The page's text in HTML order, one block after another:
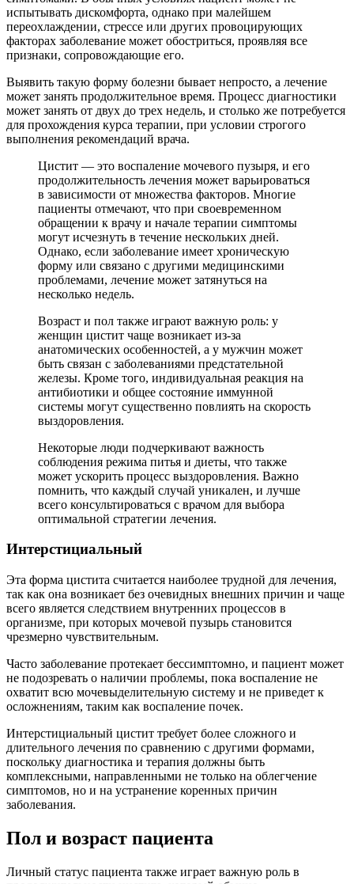
испытывать дискомфорта, однако при малейшем
переохлаждении, стрессе или других провоцирующих
факторах заболевание может обостриться, проявляя все
признаки, сопровождающие его.
Выявить такую форму болезни бывает непросто, а лечение
может занять продолжительное время. Процесс диагностики
может занять от двух до трех недель, и столько же потребуется
для прохождения курса терапии, при условии строгого
выполнения рекомендаций врача.
Цистит — это воспаление мочевого пузыря, и его
продолжительность лечения может варьироваться
в зависимости от множества факторов. Многие
пациенты отмечают, что при своевременном
обращении к врачу и начале терапии симптомы
могут исчезнуть в течение нескольких дней.
Однако, если заболевание имеет хроническую
форму или связано с другими медицинскими
проблемами, лечение может затянуться на
несколько недель.
Возраст и пол также играют важную роль: у
женщин цистит чаще возникает из-за
анатомических особенностей, а у мужчин может
быть связан с заболеваниями предстательной
железы. Кроме того, индивидуальная реакция на
антибиотики и общее состояние иммунной
системы могут существенно повлиять на скорость
выздоровления.
Некоторые люди подчеркивают важность
соблюдения режима питья и диеты, что также
может ускорить процесс выздоровления. Важно
помнить, что каждый случай уникален, и лучше
всего консультироваться с врачом для выбора
оптимальной стратегии лечения.
Интерстициальный
Эта форма цистита считается наиболее трудной для лечения,
так как она возникает без очевидных внешних причин и чаще
всего является следствием внутренних процессов в
организме, при которых мочевой пузырь становится
чрезмерно чувствительным.
Часто заболевание протекает бессимптомно, и пациент может
не подозревать о наличии проблемы, пока воспаление не
охватит всю мочевыделительную систему и не приведет к
осложнениям, таким как воспаление почек.
Интерстициальный цистит требует более сложного и
длительного лечения по сравнению с другими формами,
поскольку диагностика и терапия должны быть
комплексными, направленными не только на облегчение
симптомов, но и на устранение коренных причин
заболевания.
Пол и возраст пациента
Личный статус пациента также играет важную роль в